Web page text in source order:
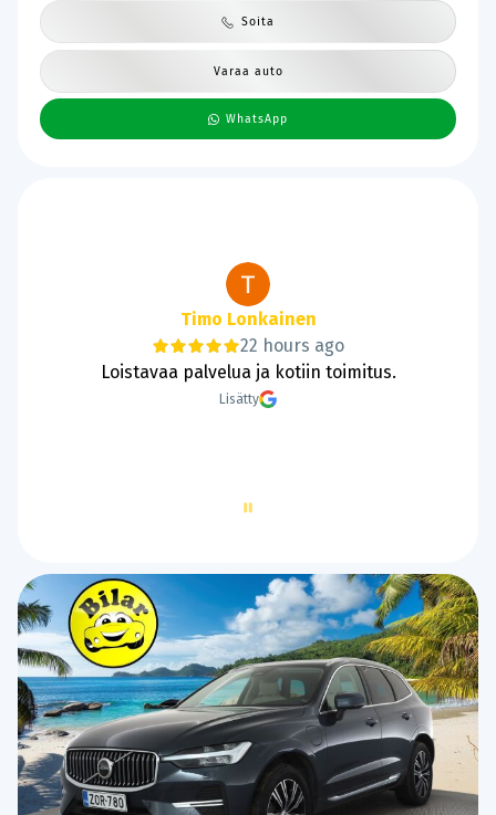
Soita
Varaa auto
WhatsApp
Tanie Lund
1 day ago
Hyvää ja sujuvaa kaupantekoa.
Lisätty